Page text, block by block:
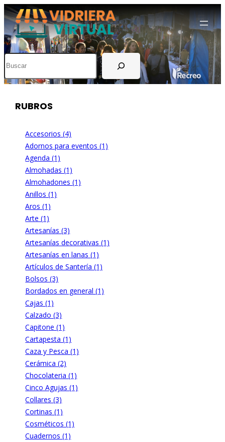
RUBROS
Accesorios (4)
Adornos para eventos (1)
Agenda (1)
Almohadas (1)
Almohadones (1)
Anillos (1)
Aros (1)
Arte (1)
Artesanías (3)
Artesanías decorativas (1)
Artesanías en lanas (1)
Artículos de Santería (1)
Bolsos (3)
Bordados en general (1)
Cajas (1)
Calzado (3)
Capitone (1)
Cartapesta (1)
Caza y Pesca (1)
Cerámica (2)
Chocolateria (1)
Cinco Agujas (1)
Collares (3)
Cortinas (1)
Cosméticos (1)
Cuadernos (1)